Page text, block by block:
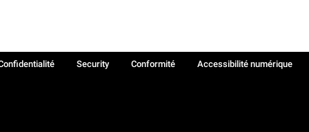
Security Conformité
Accessibilité numérique